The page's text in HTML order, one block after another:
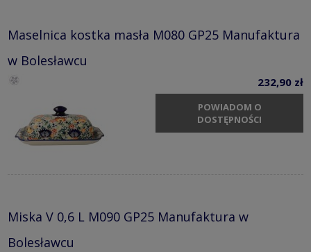
Maselnica kostka masła M080 GP25 Manufaktura
w Bolesławcu
232,90 zł
POWIADOM O
DOSTĘPNOŚCI
Miska V 0,6 L M090 GP25 Manufaktura w
Bolesławcu